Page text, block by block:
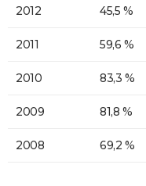
2012 45,5 %
2011 59,6 %
2010 83,3 %
2009 81,8 %
2008 69,2 %